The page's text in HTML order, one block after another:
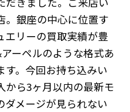
。銀座の中心に位置す
エリーの買取実績が豊
ーペルのような格式あ
す。今回お持ち込みい
から3ヶ月以内の最新モ
ダメージが見られない